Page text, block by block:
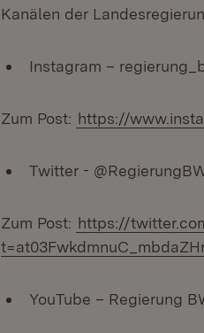
Kanälen der
Instagram –
Zum Post: https://
Twitter -
Zum Post: https://
YouTube – Regierung